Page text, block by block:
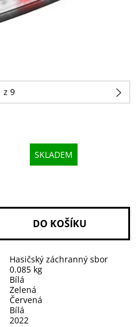
z 9
SKLADEM
Hasičský záchranný sbor
0.085 kg
Bílá
Zelená
Červená
Bílá
2022